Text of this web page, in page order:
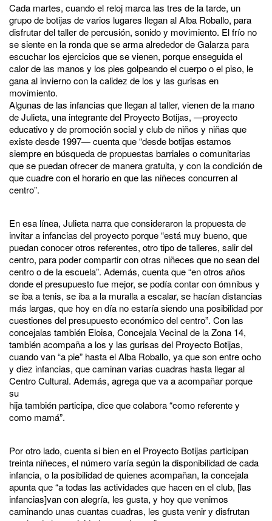
Cada martes, cuando el reloj marca las tres de la tarde, un
grupo de botijas de varios lugares llegan al Alba Roballo, para
disfrutar del taller de percusión, sonido y movimiento. El frío no
se siente en la ronda que se arma alrededor de Galarza para
escuchar los ejercicios que se vienen, porque enseguida el
calor de las manos y los pies golpeando el cuerpo o el piso, le
gana al invierno con la calidez de los y las gurisas en
movimiento.
Algunas de las infancias que llegan al taller, vienen de la mano
de Julieta, una integrante del Proyecto Botijas, —proyecto
educativo y de promoción social y club de niños y niñas que
existe desde 1997— cuenta que “desde botijas estamos
siempre en búsqueda de propuestas barriales o comunitarias
que se puedan ofrecer de manera gratuita, y con la condición de
que cuadre con el horario en que las niñeces concurren al
centro”.
En esa línea, Julieta narra que consideraron la propuesta de
invitar a infancias del proyecto porque “está muy bueno, que
puedan conocer otros referentes, otro tipo de talleres, salir del
centro, para poder compartir con otras niñeces que no sean del
centro o de la escuela”. Además, cuenta que “en otros años
donde el presupuesto fue mejor, se podía contar con ómnibus y
se iba a tenis, se iba a la muralla a escalar, se hacían distancias
más largas, que hoy en día no estaría siendo una posibilidad por
cuestiones del presupuesto económico del centro”. Con las
concejalas también Eloisa, Concejala Vecinal de la Zona 14,
también acompaña a los y las gurisas del Proyecto Botijas,
cuando van “a pie” hasta el Alba Roballo, ya que son entre ocho
y diez infancias, que caminan varias cuadras hasta llegar al
Centro Cultural. Además, agrega que va a acompañar porque
su
hija también participa, dice que colabora “como referente y
como mamá”.
Por otro lado, cuenta si bien en el Proyecto Botijas participan
treinta niñeces, el número varía según la disponibilidad de cada
infancia, o la posibilidad de quienes acompañan, la concejala
apunta que “a todas las actividades que hacen en el club, [las
infancias]van con alegría, les gusta, y hoy que venimos
caminando unas cuantas cuadras, les gusta venir y disfrutan